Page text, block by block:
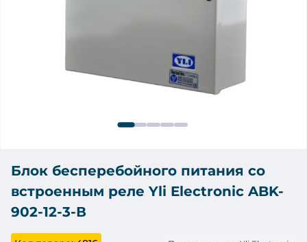
Блок бесперебойного питания со
встроенным реле Yli Electronic ABK-
902-12-3-В